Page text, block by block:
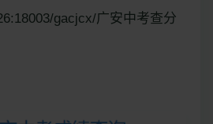
gacjcx/广安中考查分